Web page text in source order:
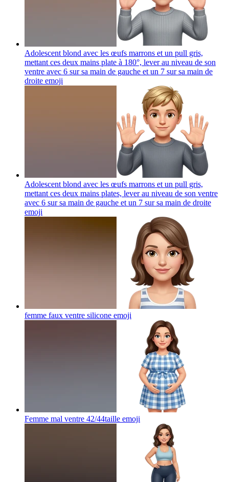
Adolescent blond avec les œufs marrons et un pull gris,
mettant ces deux mains plate à 180°, lever au niveau de son
ventre avec 6 sur sa main de gauche et un 7 sur sa main de
droite emoji
Adolescent blond avec les œufs marrons et un pull gris,
mettant ces deux mains plates, lever au niveau de son ventre
avec 6 sur sa main de gauche et un 7 sur sa main de droite
emoji
femme faux ventre silicone emoji
Femme mal ventre 42/44taille emoji